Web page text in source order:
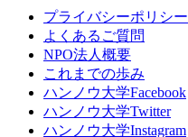
プライバシーポリシー
よくあるご質問
NPO法人概要
これまでの歩み
ハンノウ大学Facebook
ハンノウ大学Twitter
ハンノウ大学Instagram